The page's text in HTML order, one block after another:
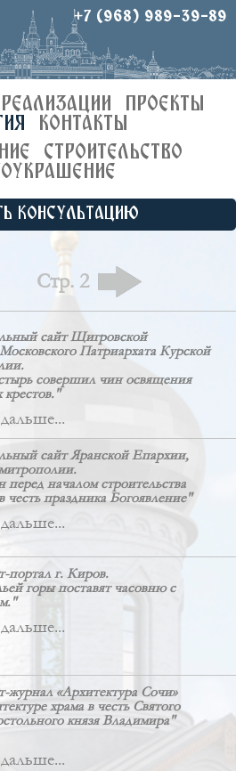
+7 (968) 989-39-89
РЕАЛИЗАЦИИ
ПРОЕКТЫ
КОНТАКТЫ
СТРОИТЕЛЬСТВО
КОНСУЛЬТАЦИЮ
Стр. 2
сайт Щигровской
Патриархата Курской
совершил чин освящения
крестов."
сайт Яранской Епархии,
перед началом строительства
честь праздника Богоявление"
портал г. Киров.
горы поставят часовню с
журнал «Архитектура Сочи»
храма в честь Святого
князя Владимира"